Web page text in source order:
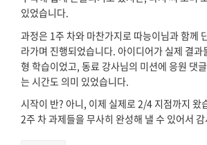
있었습니다.
과정은 1주 차와 마찬가지로 따능이님과 함께
라가며 진행되었습니다. 아이디어가 실제 결과
형 학습이었고, 동료 강사님의 미션에 응원 댓
는 시간도 의미 있었습니다.
시작이 반? 아니, 이제 실제로 2/4 지점까지 왔
2주 차 과제들을 무사히 완성해 낼 수 있어서